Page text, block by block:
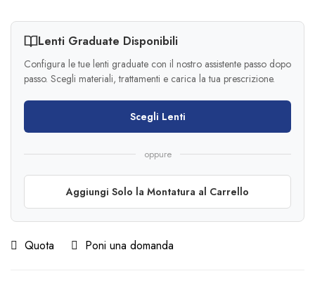
Lenti Graduate Disponibili
Configura le tue lenti graduate con il nostro assistente passo dopo
passo. Scegli materiali, trattamenti e carica la tua prescrizione.
Scegli Lenti
oppure
Aggiungi Solo la Montatura al Carrello
Quota Poni una domanda